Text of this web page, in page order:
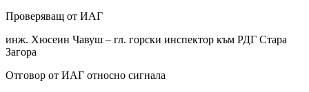
Проверяващ от ИАГ
инж. Хюсеин Чавуш – гл. горски инспектор към РДГ Стара
Загора
Отговор от ИАГ относно сигнала